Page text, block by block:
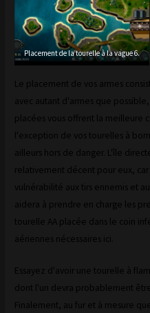
Placement de la tourelle à la vague 6.
Le placement de vos armes
avec autant d'armes que
placées vous offrent la meilleure
l'exception de vos tourelles à
ailleurs hors de danger. L'île
relativement décent pour eux,
vulnérabilité aux tirs ennemis et
aidera à prendre en charge les
tourelle AA placée dans le coin
aériennes nécessaires ici.
Essayez d'avoir une tourelle à
dont l'un devra probablement
Finalement, au fur et à mesure